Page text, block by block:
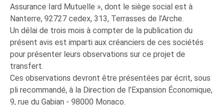
Assurance Iard Mutuelle », dont le siège social est à
Nanterre, 92727 cedex, 313, Terrasses de l’Arche.
Un délai de trois mois à compter de la publication du
présent avis est imparti aux créanciers de ces sociétés
pour présenter leurs observations sur ce projet de
transfert.
Ces observations devront être présentées par écrit, sous
pli recommandé, à la Direction de l’Expansion Économique,
9, rue du Gabian - 98000 Monaco.